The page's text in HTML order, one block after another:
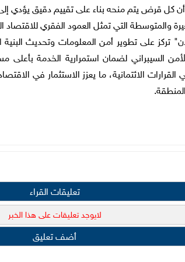
كل قرض يتم منحه بناء على تقييم دقيق يؤدي إلى
والمتوسطة التي تمثل العمود الفقري للاقتصاد
تركز على تطوير أمن المعلومات وتحديث البنية
والأمن السيبراني لضمان استمرارية الخدمة
الائتمانية، ما يعزز الاستثمار في
تعليقات القراء
لايوجد تعليقات على هذا الخبر
أضف تعليق